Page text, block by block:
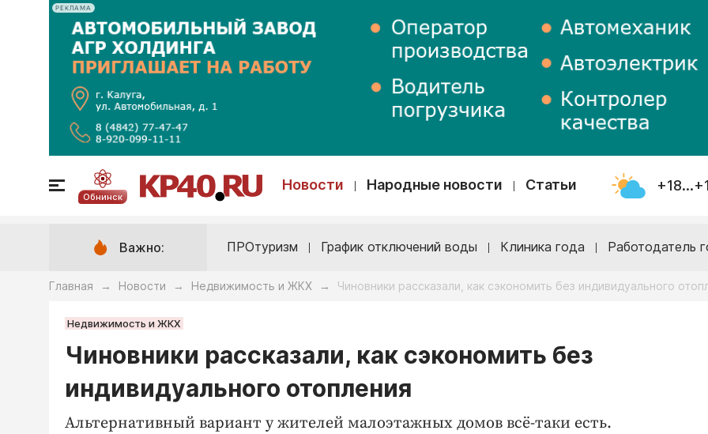
РЕКЛАМА
Обнинск
Новости Народные новости Статьи
Важно: ПРОтуризм График отключений воды Клиника года Работодатель
Главная → Новости → Недвижимость и ЖКХ → Чиновники рассказали, как сэкономить без индивидуального
Недвижимость и ЖКХ
Чиновники рассказали, как сэкономить без
индивидуального отопления
Альтернативный вариант у жителей малоэтажных домов всё-таки есть.